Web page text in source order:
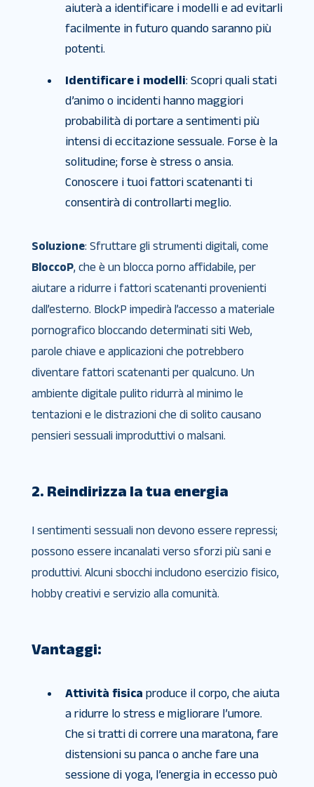
aiuterà a identificare i modelli e ad evitarli
facilmente in futuro quando saranno più
potenti.
Identificare i modelli: Scopri quali stati
d’animo o incidenti hanno maggiori
probabilità di portare a sentimenti più
intensi di eccitazione sessuale. Forse è la
solitudine; forse è stress o ansia.
Conoscere i tuoi fattori scatenanti ti
consentirà di controllarti meglio.
Soluzione: Sfruttare gli strumenti digitali, come
BloccoP, che è un blocca porno affidabile, per
aiutare a ridurre i fattori scatenanti provenienti
dall’esterno. BlockP impedirà l’accesso a materiale
pornografico bloccando determinati siti Web,
parole chiave e applicazioni che potrebbero
diventare fattori scatenanti per qualcuno. Un
ambiente digitale pulito ridurrà al minimo le
tentazioni e le distrazioni che di solito causano
pensieri sessuali improduttivi o malsani.
2. Reindirizza la tua energia
I sentimenti sessuali non devono essere repressi;
possono essere incanalati verso sforzi più sani e
produttivi. Alcuni sbocchi includono esercizio fisico,
hobby creativi e servizio alla comunità.
Vantaggi:
Attività fisica produce il corpo, che aiuta
a ridurre lo stress e migliorare l’umore.
Che si tratti di correre una maratona, fare
distensioni su panca o anche fare una
sessione di yoga, l’energia in eccesso può